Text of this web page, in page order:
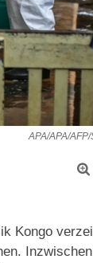
APA/APA/
Kongo